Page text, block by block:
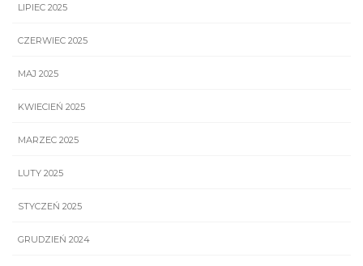
LIPIEC 2025
CZERWIEC 2025
MAJ 2025
KWIECIEŃ 2025
MARZEC 2025
LUTY 2025
STYCZEŃ 2025
GRUDZIEŃ 2024